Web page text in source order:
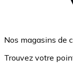
Nos magasins de
Trouvez votre